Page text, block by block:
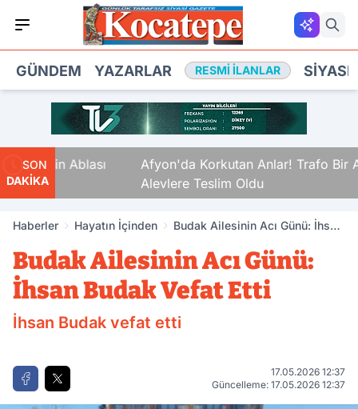
GÜNDEM YAZARLAR RESMI İLANLAR
SON
DAKİKA
Ablası
Afyon'da Korkutan Anlar! Trafo Bir
Alevlere Teslim Oldu
Haberler Hayatın İçinden
Budak Ailesinin Acı Günü: İhsan
Budak Ailesinin Acı Günü:
İhsan Budak Vefat Etti
İhsan Budak vefat etti
17.05.2026 12:37
Güncelleme: 17.05.2026 12:37